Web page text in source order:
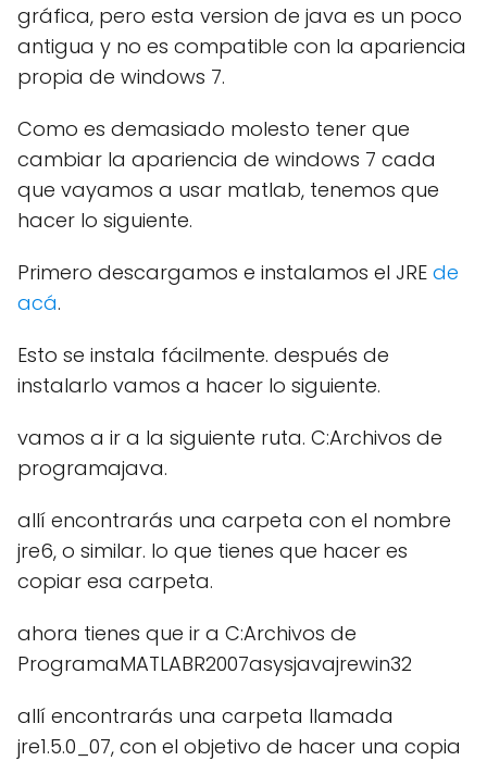
gráfica, pero esta version de java es un poco
antigua y no es compatible con la apariencia
propia de windows 7.
Como es demasiado molesto tener que
cambiar la apariencia de windows 7 cada
que vayamos a usar matlab, tenemos que
hacer lo siguiente.
Primero descargamos e instalamos el JRE de
acá.
Esto se instala fácilmente. después de
instalarlo vamos a hacer lo siguiente.
vamos a ir a la siguiente ruta. C:Archivos de
programajava.
allí encontrarás una carpeta con el nombre
jre6, o similar. lo que tienes que hacer es
copiar esa carpeta.
ahora tienes que ir a C:Archivos de
ProgramaMATLABR2007asysjavajrewin32
allí encontrarás una carpeta llamada
jre1.5.0_07, con el objetivo de hacer una copia